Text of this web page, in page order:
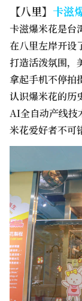
【八里】 卡滋
卡滋爆米花是台
在八里左岸开设
打造活泼氛围，
拿起手机不停拍
认识爆米花的历
AI全自动产线技
米花爱好者不可